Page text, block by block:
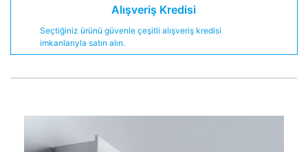
Alışveriş Kredisi
Seçtiğiniz ürünü güvenle çeşitli alışveriş kredisi
imkanlarıyla satın alın.